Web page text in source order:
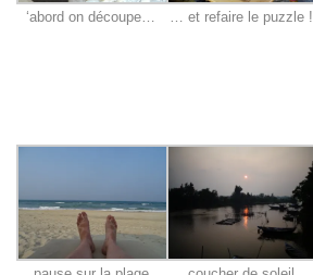
‘abord on découpe… … et refaire le puzzle !